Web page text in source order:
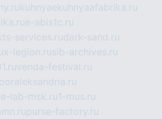
kuhnyaekuhnyaafabrika.ru
e-abis1c.ru
services.rudark-sand.ru
x-legion.rusib-archives.ru
venda-festival.ru
lab-msk.ru1-mus.ru
purse-factory.ru